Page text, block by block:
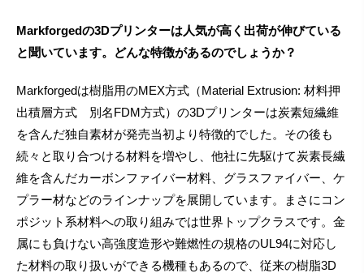
Markforgedの3Dプリンターは人気が高く出荷が伸びている
と聞いています。どんな特徴があるのでしょうか？
Markforgedは樹脂用のMEX方式（Material Extrusion: 材料押
出積層方式 別名FDM方式）の3Dプリンターは炭素短繊維
を含んだ独自素材が発売当初より特徴的でした。その後も
続々と取り合つける材料を増やし、他社に先駆けて炭素長繊
維を含んだカーボンファイバー材料、グラスファイバー、ケ
プラー材などのラインナップを展開しています。まさにコン
ポジット系材料への取り組みでは世界トップクラスです。金
属にも負けない高強度造形や難燃性の規格のUL94に対応し
た材料の取り扱いができる機種もあるので、従来の樹脂3D